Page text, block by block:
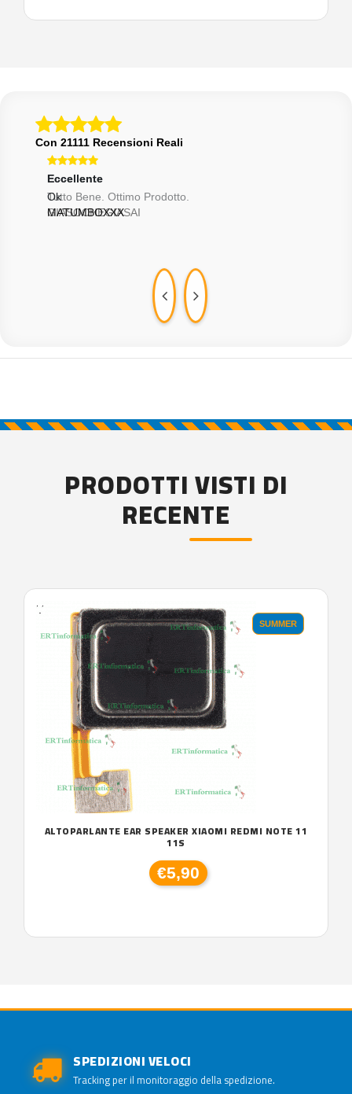
Con 21111 Recensioni Reali
Eccellente
Tutto Bene. Ottimo Prodotto.
GIASOCHEGIASAI
Eccellente
Ok
MATUMBOXXX
PRODOTTI VISTI DI
RECENTE
'.'
SUMMER
ALTOPARLANTE EAR SPEAKER XIAOMI REDMI NOTE 11
11S
€5,90
SPEDIZIONI VELOCI
Tracking per il monitoraggio della spedizione.